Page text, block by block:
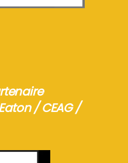
/ CEAG /